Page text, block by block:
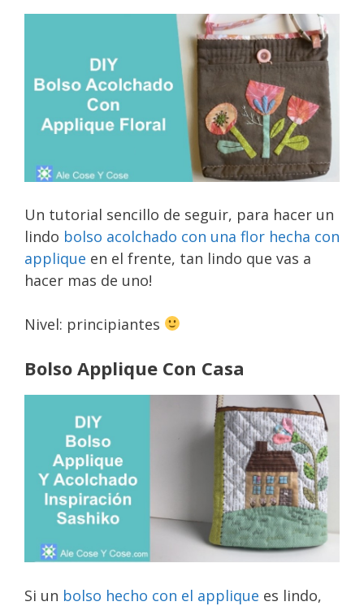
Un tutorial sencillo de seguir, para hacer un
lindo bolso acolchado con una flor hecha con
applique en el frente, tan lindo que vas a
hacer mas de uno!
Nivel: principiantes
Bolso Applique Con Casa
Si un bolso hecho con el applique es lindo,